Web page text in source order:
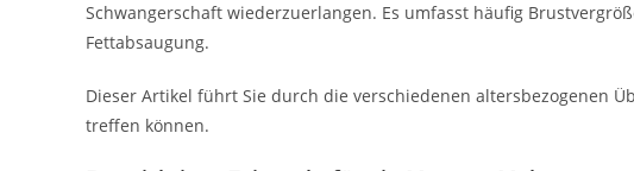
Schwangerschaft wiederzuerlangen. Es umfasst häufig
Fettabsaugung.
Dieser Artikel führt Sie durch die verschiedenen altersbezogenen
treffen können.